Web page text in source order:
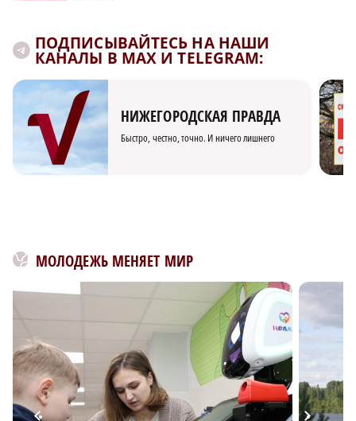
ПОДПИСЫВАЙТЕСЬ НА НАШИ
КАНАЛЫ В MAX И TELEGRAM:
НИЖЕГОРОДСКАЯ ПРАВДА
Быстро, честно, точно. И ничего лишнего
МОЛОДЕЖЬ МЕНЯЕТ МИР